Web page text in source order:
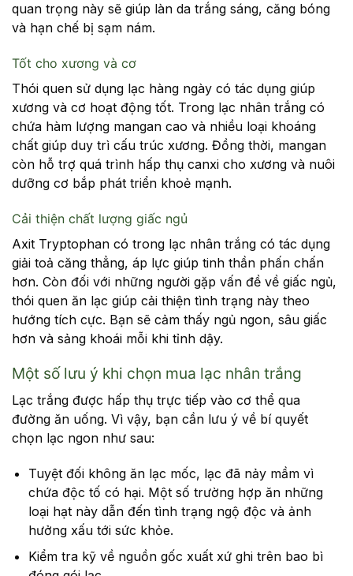
quan trọng này sẽ giúp làn da trắng sáng, căng bóng
và hạn chế bị sạm nám.
Tốt cho xương và cơ
Thói quen sử dụng lạc hàng ngày có tác dụng giúp
xương và cơ hoạt động tốt. Trong lạc nhân trắng có
chứa hàm lượng mangan cao và nhiều loại khoáng
chất giúp duy trì cấu trúc xương. Đồng thời, mangan
còn hỗ trợ quá trình hấp thụ canxi cho xương và nuôi
dưỡng cơ bắp phát triển khoẻ mạnh.
Cải thiện chất lượng giấc ngủ
Axit Tryptophan có trong lạc nhân trắng có tác dụng
giải toả căng thẳng, áp lực giúp tinh thần phấn chấn
hơn. Còn đối với những người gặp vấn đề về giấc ngủ,
thói quen ăn lạc giúp cải thiện tình trạng này theo
hướng tích cực. Bạn sẽ cảm thấy ngủ ngon, sâu giấc
hơn và sảng khoái mỗi khi tỉnh dậy.
Một số lưu ý khi chọn mua lạc nhân trắng
Lạc trắng được hấp thụ trực tiếp vào cơ thể qua
đường ăn uống. Vì vậy, bạn cần lưu ý về bí quyết
chọn lạc ngon như sau:
Tuyệt đối không ăn lạc mốc, lạc đã nảy mầm vì
chứa độc tố có hại. Một số trường hợp ăn những
loại hạt này dẫn đến tình trạng ngộ độc và ảnh
hưởng xấu tới sức khỏe.
Kiểm tra kỹ về nguồn gốc xuất xứ ghi trên bao bì